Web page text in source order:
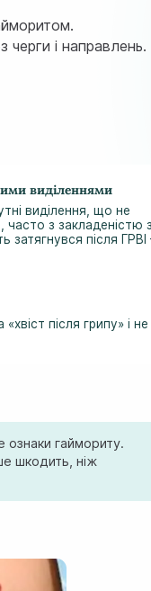
і направлень.
виділеннями
виділення, що не
часто з закладеністю з
затягнувся після
після грипу» і не
гаймориту.
шкодить, ніж